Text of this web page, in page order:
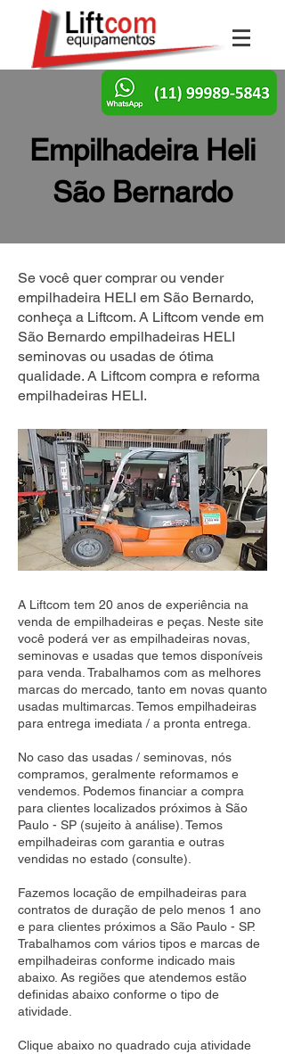
Empilhadeira Heli
São Bernardo
Se você quer comprar ou vender
empilhadeira HELI em São Bernardo,
conheça a Liftcom. A Liftcom vende em
São Bernardo empilhadeiras HELI
seminovas ou usadas de ótima
qualidade. A Liftcom compra e reforma
empilhadeiras HELI.
A Liftcom tem 20 anos de experiência na
venda de empilhadeiras e peças. Neste site
você poderá ver as empilhadeiras novas,
seminovas e usadas que temos disponíveis
para venda. Trabalhamos com as melhores
marcas do mercado, tanto em novas quanto
usadas multimarcas. Temos empilhadeiras
para entrega imediata / a pronta entrega.
No caso das usadas / seminovas, nós
compramos, geralmente reformamos e
vendemos. Podemos financiar a compra
para clientes localizados próximos à São
Paulo - SP (sujeito à análise). Temos
empilhadeiras com garantia e outras
vendidas no estado (consulte).
Fazemos locação de empilhadeiras para
contratos de duração de pelo menos 1 ano
e para clientes próximos a São Paulo - SP.
Trabalhamos com vários tipos e marcas de
empilhadeiras conforme indicado mais
abaixo. As regiões que atendemos estão
definidas abaixo conforme o tipo de
atividade.
Clique abaixo no quadrado cuja atividade